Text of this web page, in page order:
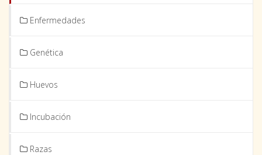
Enfermedades
Genética
Huevos
Incubación
Razas